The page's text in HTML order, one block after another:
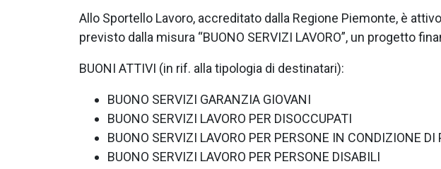
Allo Sportello Lavoro, accreditato dalla Regione Piemonte, è
previsto dalla misura “BUONO SERVIZI LAVORO”, un progetto
BUONI ATTIVI (in rif. alla tipologia di destinatari):
BUONO SERVIZI GARANZIA GIOVANI
BUONO SERVIZI LAVORO PER DISOCCUPATI
BUONO SERVIZI LAVORO PER PERSONE IN CONDIZIONE DI
BUONO SERVIZI LAVORO PER PERSONE DISABILI